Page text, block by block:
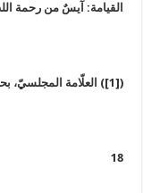
القيامة: آيسٌ من رحمة
([1]) العلّامة المجلسيّ، بحار الأنوار، مصدر سابق، ج72، ص149.
18